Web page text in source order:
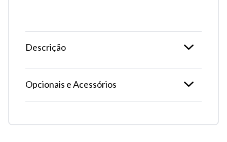
Descrição
Opcionais e Acessórios